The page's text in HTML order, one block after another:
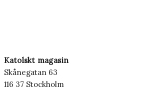
Katolskt magasin
Skånegatan 63
116 37 Stockholm